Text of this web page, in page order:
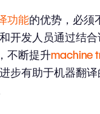
功能的优势，必须
开发人员通过结
不断提升machine
步有助于机器翻